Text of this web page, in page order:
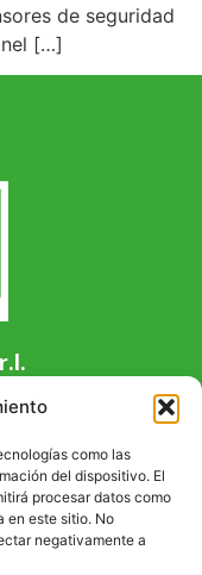
como las
del dispositivo. El
procesar datos como
en este sitio. No
negativamente a
de seguridad
[…]
Chions (PN),